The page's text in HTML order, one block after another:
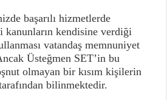
başarılı hizmetlerde
kendisine verdiği
vatandaş memnuniyet
Üsteğmen SET’in bu
olmayan bir kısım kişilerin
bilinmektedir.